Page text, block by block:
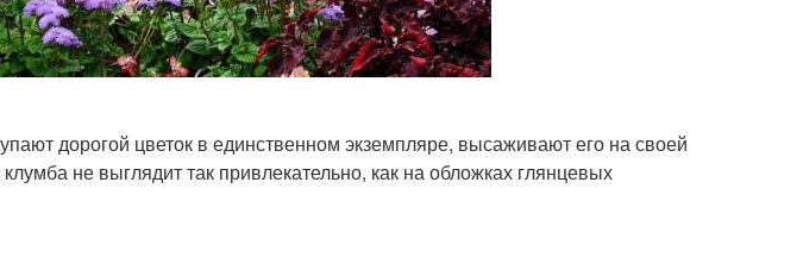
дорогой цветок в единственном экземпляре, высаживают его на своей
не выглядит так привлекательно, как на обложках глянцевых